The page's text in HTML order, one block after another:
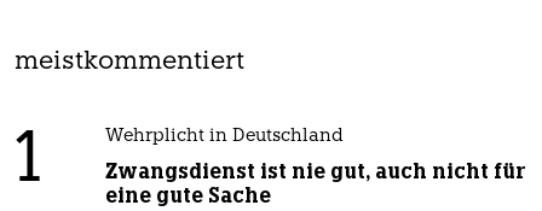
meistkommentiert
1 Wehrplicht in Deutschland
Zwangsdienst ist nie gut, auch nicht für
eine gute Sache